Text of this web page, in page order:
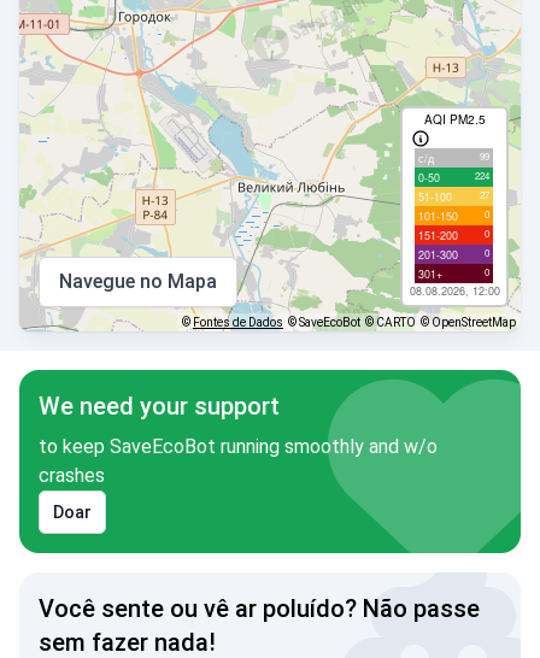
AQI PM2.5
с/д 99
0-50 224
51-100 27
101-150 0
151-200 0
201-300 0
301+ 0
08.08.2026, 12:00
Navegue no Mapa
© Fontes de Dados © SaveEcoBot © CARTO © OpenStreetMap
We need your support
to keep SaveEcoBot running smoothly and w/o
crashes
Doar
Você sente ou vê ar poluído? Não passe
sem fazer nada!